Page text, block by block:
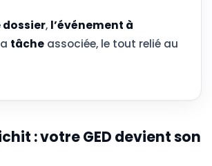
dossier, l’événement à
tâche associée, le tout relié au
: votre GED devient son